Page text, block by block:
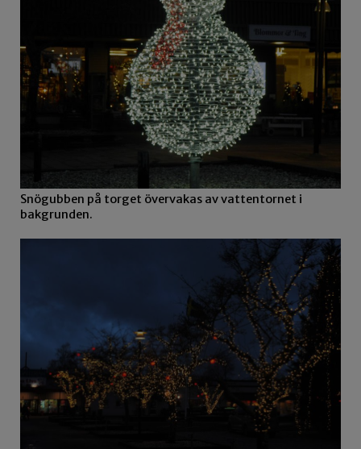
Snögubben på torget övervakas av vattentornet i
bakgrunden.